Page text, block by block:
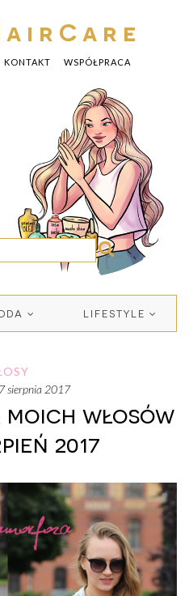
KONTAKT WSPÓŁPRACA
LIFESTYLE
sierpnia 2017
włosów
2017